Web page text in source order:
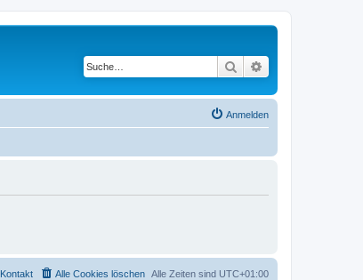
Suche
Anmelden
Alle Zeiten sind UTC+01:00
Alle Cookies löschen
Kontakt